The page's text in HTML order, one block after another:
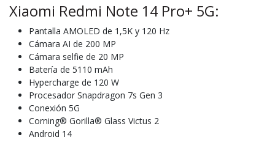
Xiaomi Redmi Note 14 Pro+ 5G:
Pantalla AMOLED de 1,5K y 120 Hz
Cámara AI de 200 MP
Cámara selfie de 20 MP
Batería de 5110 mAh
Hypercharge de 120 W
Procesador Snapdragon 7s Gen 3
Conexión 5G
Corning® Gorilla® Glass Victus 2
Android 14